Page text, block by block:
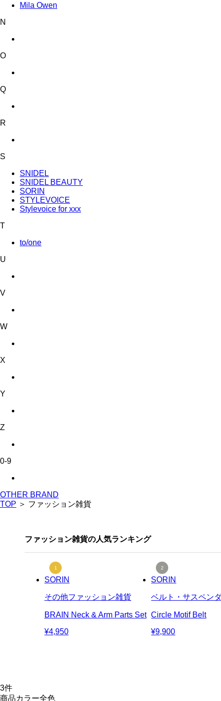
Mila Owen
N
O
Q
R
S
SNIDEL
SNIDEL BEAUTY
SORIN
STYLEVOICE
Stylevoice for xxx
T
to/one
U
V
W
X
Y
Z
0-9
OTHER BRAND
TOP ＞ ファッション雑貨
ファッション雑貨の人気ランキング
SORIN
その他ファッション雑貨
BRAIN Neck & Arm Parts Set
¥4,950
SORIN
ベルト・サスペン
Circle Motif Belt
¥9,900
3件
商品カラー全色